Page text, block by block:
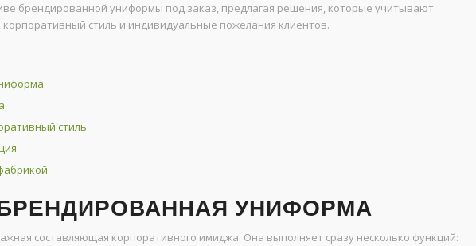
брендированной униформы под заказ, предлагая решения, которые учитывают
стиль и индивидуальные пожелания клиентов.
стиль
УНИФОРМА
составляющая корпоративного имиджа. Она выполняет сразу несколько функций: